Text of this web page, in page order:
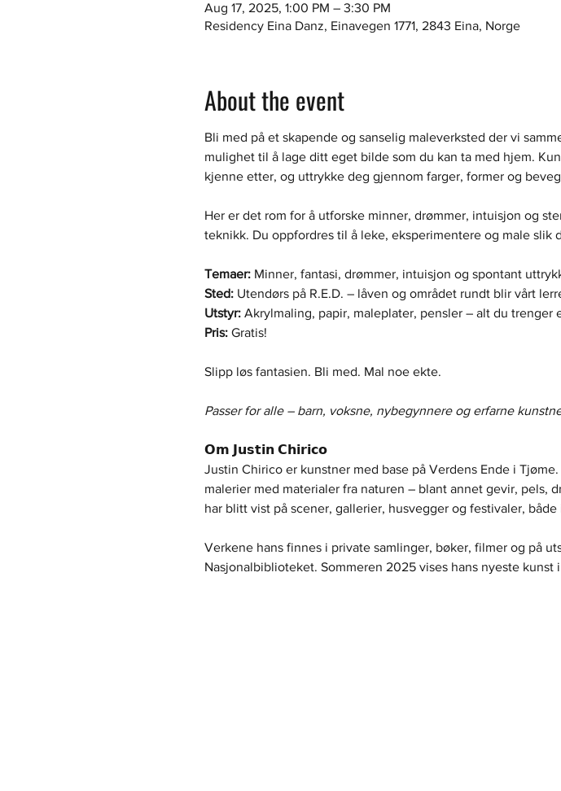
Aug 17, 2025, 1:00 PM – 3:30 PM
Residency Eina Danz, Einavegen 1771, 2843 Eina, Norge
About the event
Bli med på et skapende og sanselig maleverksted der vi
mulighet til å lage ditt eget bilde som du kan ta med hjem.
kjenne etter, og uttrykke deg gjennom farger, former og
Her er det rom for å utforske minner, drømmer, intuisjon og
teknikk. Du oppfordres til å leke, eksperimentere og male slik
Temaer: Minner, fantasi, drømmer, intuisjon og spontant
Sted: Utendørs på R.E.D. – låven og området rundt blir vårt
Utstyr: Akrylmaling, papir, maleplater, pensler – alt du trenger
Pris: Gratis!
Slipp løs fantasien. Bli med. Mal noe ekte.
Passer for alle – barn, voksne, nybegynnere og erfarne
𝗢𝗺 𝗝𝘂𝘀𝘁𝗶𝗻 𝗖𝗵𝗶𝗿𝗶𝗰𝗼
Justin Chirico er kunstner med base på Verdens Ende i
malerier med materialer fra naturen – blant annet gevir, pels,
har blitt vist på scener, gallerier, husvegger og festivaler, både
Verkene hans finnes i private samlinger, bøker, filmer og på
Nasjonalbiblioteket. Sommeren 2025 vises hans nyeste